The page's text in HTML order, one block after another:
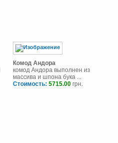
Комод Андора
комод Андора выполнен из
массива и шпона бука ...
Стоимость: 5715.00 грн.